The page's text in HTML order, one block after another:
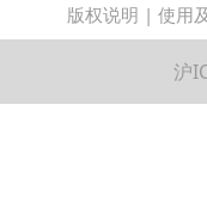
版权说明 | 使用
沪